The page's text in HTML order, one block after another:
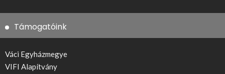
Támogatóink
Váci Egyházmegye
VIFI Alapítvány